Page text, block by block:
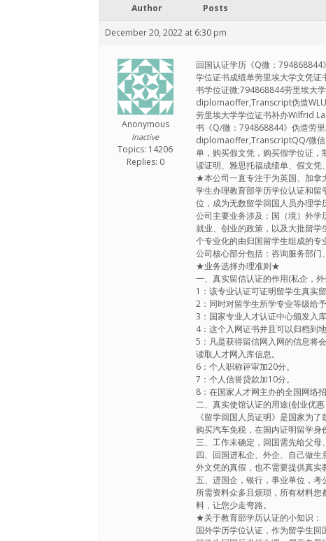
Author Posts
December 20, 2022 at 6:30 pm
Anonymous
Inactive
Topics: 14206
Replies: 0
回国认证学历《Q微：
学位证书成绩单劳里埃大学文凭
书学位证微;794868844劳里埃大
diplomaoffer,Transcript伪造WLU
劳里埃大学学位证书补办Wilfrid
书《Q/微：794868844》伪造劳
diplomaoffer,TranscriptQQ/微信
单，购买假文凭，购买假学位证
读证明、雅思托福成绩单、假文凭
★本公司一直专注于为英国、加拿
学生办理教育部学历学位认证和
位，成为无数留学回国人员办理学
公司主要业务涉及：国（境）外
就业、创业的政策，以及大批留
个专业化的由归国留学生组成的专
公司核心部分包括：咨询服务部门
★业务选择办理准则★
一、真实留信认证的作用(私企，
1：该专业认证可证明留学生真实留
2：同时对留学生所学专业等级给予
3：国家专业人才认证中心颁发入
4：这个入网证书并且可以归档到
5：凡是获得留信网入网的信息将
读取人才网入库信息。
6：个人职称评审加20分。
7：个人信誉贷款加10分。
8：在国家人才网主办的全国网络
二、真实使馆认证的用途(创业优
《留学回国人员证明》是国家为
购买汽车免税，在国内证明留学身
三、工作未确定，回国需先给父
四、回国进私企、外企、自己做
外文凭的真假，也不需要提供真
五、进国企，银行，事业单位，
所需资料众多且烦琐，所有材料
料，让您少走弯路。
★关于教育部学历认证的小知识：
国外学历学位认证，作为留学生回